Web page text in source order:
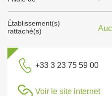
Établissement(s)
rattaché(s)
+33 3 23 75 59 00
Voir le site internet